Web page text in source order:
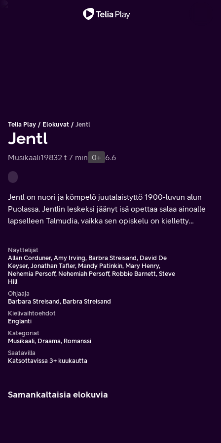
Telia Play Elokuvat Jentl
Jentl
Musikaali19832 t 7 min 0+ 6.6
Jentl on nuori ja kömpelö juutalaistyttö 1900-luvun alun
Puolassa. Jentlin leskeksi jäänyt isä opettaa salaa ainoalle
lapselleen Talmudia, vaikka sen opiskelu on kielletty
Näyttelijät
Allan Corduner, Amy Irving, Barbra Streisand, David De
Keyser, Jonathan Tafler, Mandy Patinkin, Mary Henry,
Nehemia Persoff, Nehemiah Persoff, Robbie Barnett, Steve
Hill
Ohjaaja
Barbara Streisand, Barbra Streisand
Kielivaihtoehdot
Englanti
Kategoriat
Musikaali, Draama, Romanssi
Saatavilla
Katsottavissa 3+ kuukautta
Samankaltaisia elokuvia